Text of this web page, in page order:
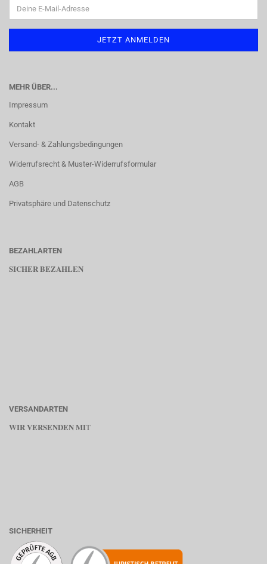
MEHR ÜBER...
Impressum
Kontakt
Versand- & Zahlungsbedingungen
Widerrufsrecht & Muster-Widerrufsformular
AGB
Privatsphäre und Datenschutz
BEZAHLARTEN
SICHER BEZAHLEN
VERSANDARTEN
WIR VERSENDEN MIT
SICHERHEIT